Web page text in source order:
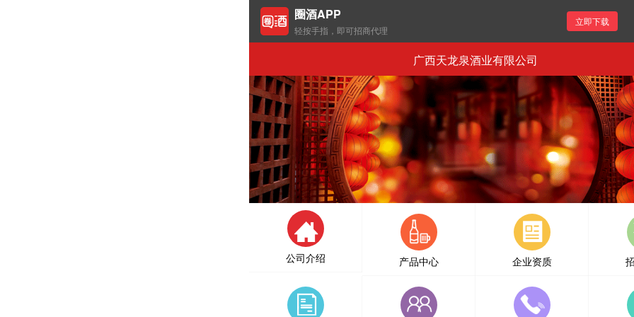
圈酒APP
轻按手指，即可招商代理
立即下载
广西天龙泉酒业有限公司
公司介绍 产品中心 企业资质